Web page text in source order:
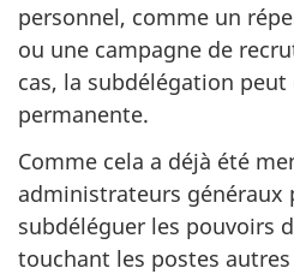
personnel, comme un
ou une campagne de
cas, la subdélégation
permanente.
Comme cela a déjà été
administrateurs généraux
subdéléguer les pouvoirs
touchant les postes